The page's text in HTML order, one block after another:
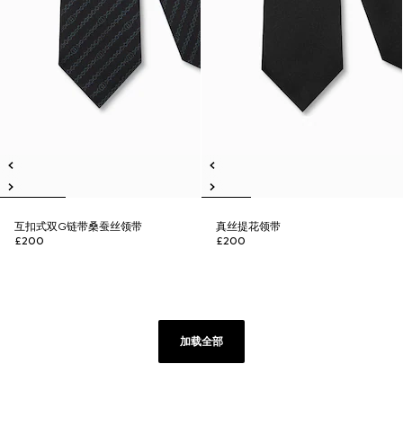
互扣式双G链带桑蚕丝领带
£200
真丝提花领带
£200
加载全部